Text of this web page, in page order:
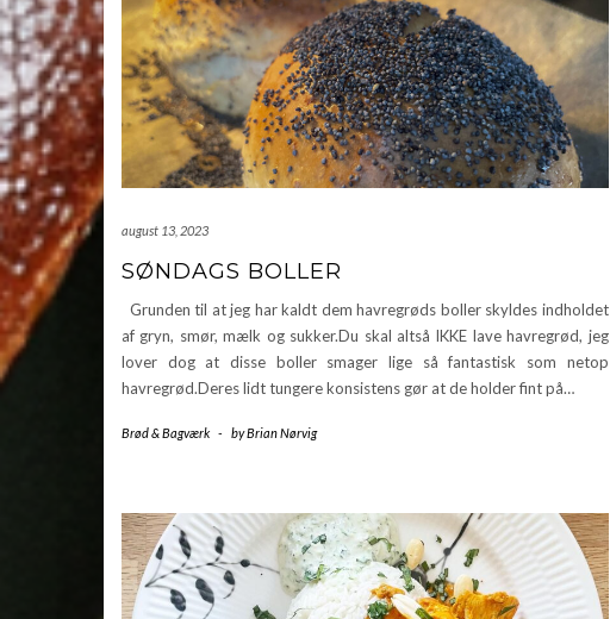
august 13, 2023
SØNDAGS BOLLER
Grunden til at jeg har kaldt dem havregrøds boller skyldes indholdet
af gryn, smør, mælk og sukker.Du skal altså IKKE lave havregrød, jeg
lover dog at disse boller smager lige så fantastisk som netop
havregrød.Deres lidt tungere konsistens gør at de holder fint på…
Brød & Bagværk - byBrian Nørvig